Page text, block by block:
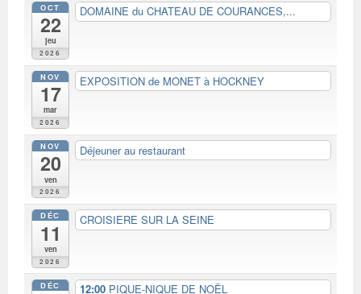
OCT
22
jeu
2026
DOMAINE du CHATEAU DE COURANCES,...
NOV
17
mar
2026
EXPOSITION de MONET à HOCKNEY
NOV
20
ven
2026
Déjeuner au restaurant
DÉC
11
ven
2026
CROISIERE SUR LA SEINE
DÉC 12:00 PIQUE-NIQUE DE NOËL